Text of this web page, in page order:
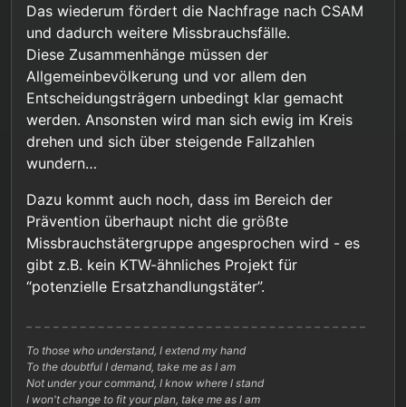
Das wiederum fördert die Nachfrage nach CSAM
und dadurch weitere Missbrauchsfälle.
Diese Zusammenhänge müssen der
Allgemeinbevölkerung und vor allem den
Entscheidungsträgern unbedingt klar gemacht
werden. Ansonsten wird man sich ewig im Kreis
drehen und sich über steigende Fallzahlen
wundern…
Dazu kommt auch noch, dass im Bereich der
Prävention überhaupt nicht die größte
Missbrauchstätergruppe angesprochen wird - es
gibt z.B. kein KTW-ähnliches Projekt für
“potenzielle Ersatzhandlungstäter”.
To those who understand, I extend my hand
To the doubtful I demand, take me as I am
Not under your command, I know where I stand
I won't change to fit your plan, take me as I am